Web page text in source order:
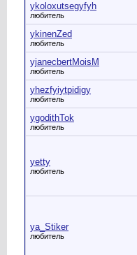
ykoloxutsegyfyh
любитель
ykinenZed
любитель
yjanecbertMoisM
любитель
yhezfyiytpidigy
любитель
ygodithTok
любитель
yetty
любитель
ya_Stiker
любитель